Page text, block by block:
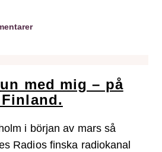
med mig – på
i början av mars så
Radios finska radiokanal